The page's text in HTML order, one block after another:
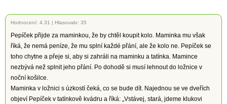
Hodnocení: 4.31 | Hlasovalo: 35
Pepíček přijde za maminkou, že by chtěl koupit kolo. Maminka mu však
říká, že nemá peníze, že mu splní každé přání, ale že kolo ne. Pepíček se
toho chytne a přeje si, aby si zahráli na maminku a tatínka. Mamince
nezbývá než splnit jeho přání. Po dohodě si musí lehnout do ložnice v
noční košilce.
Maminka v ložnici s úzkostí čeká, co se bude dít. Najednou se ve dveřích
objeví Pepíček v tatínkově kvádru a říká: „Vstávej, stará, jdeme klukovi